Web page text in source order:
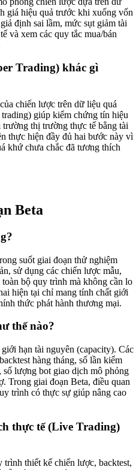
giá hiệu quả trước khi xuống vốn
định sai lầm, mức sụt giảm tài
và xem các quy tắc mua/bán
Trading) khác gì
chiến lược trên dữ liệu quá
giúp kiểm chứng tín hiệu
thị trường thực tế bằng tài
thực hiện đầy đủ hai bước này vì
khứ chưa chắc đã tương thích
Beta
suốt giai đoạn thử nghiệm
sử dụng các chiến lược mẫu,
bộ quy trình mà không cần lo
hiện tại chỉ mang tính chất giới
thức phát hành thương mại.
thế nào?
hạn tài nguyên (capacity). Các
hàng tháng, số lần kiểm
lượng bot giao dịch mô phỏng
Trong giai đoạn Beta, điều quan
trình có thực sự giúp nâng cao
thực tế (Live Trading)
thiết kế chiến lược, backtest,